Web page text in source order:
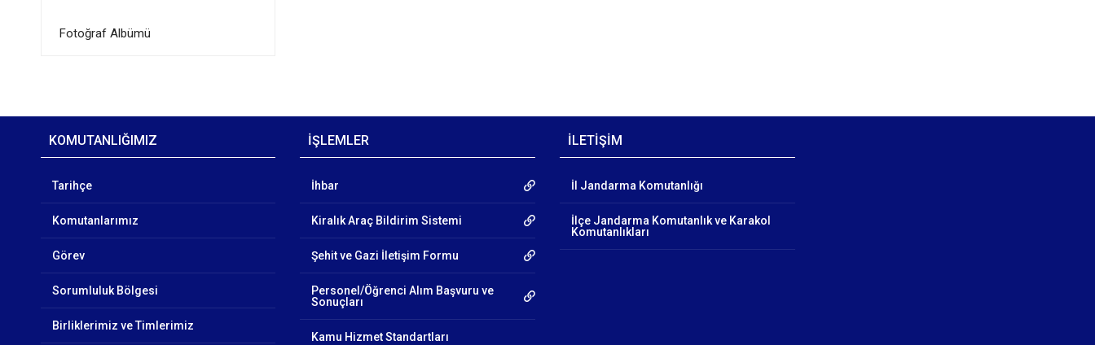
Fotoğraf Albümü
KOMUTANLIĞIMIZ
Tarihçe
Komutanlarımız
Görev
Sorumluluk Bölgesi
Birliklerimiz ve Timlerimiz
İŞLEMLER
İhbar
Kiralık Araç Bildirim Sistemi
Şehit ve Gazi İletişim Formu
Personel/Öğrenci Alım Başvuru ve
Sonuçları
Kamu Hizmet Standartları
İLETİŞİM
İl Jandarma Komutanlığı
İlçe Jandarma Komutanlık ve Karakol
Komutanlıkları